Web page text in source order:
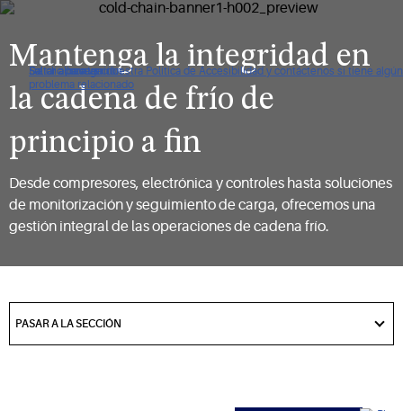
De clic para ver nuestra Política de Accesibilidad y contáctenos si tiene algún
problema relacionado
Saltar a navegación
Saltar al contenido
Saltar a buscar
Mantenga la integridad en
la cadena de frío de
principio a fin
Desde compresores, electrónica y controles hasta soluciones
de monitorización y seguimiento de carga, ofrecemos una
gestión integral de las operaciones de cadena frío.
toPASAR A LA SECCIÓN